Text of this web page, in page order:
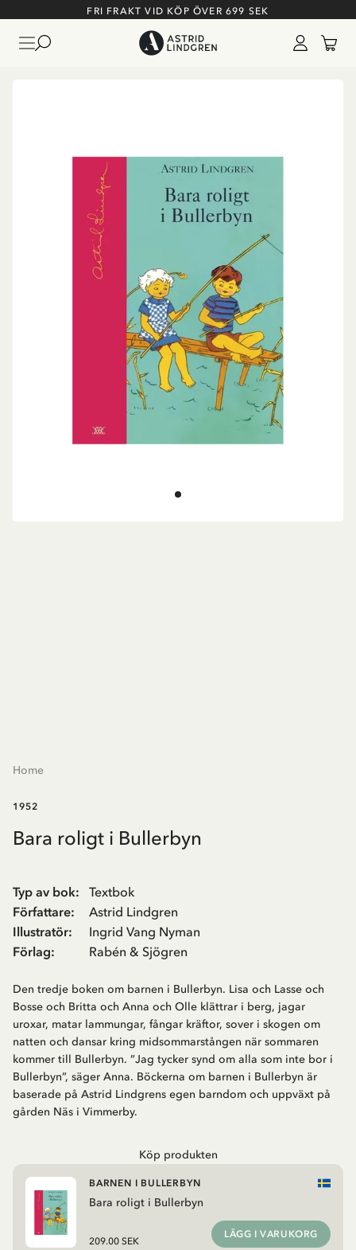
FRI FRAKT VID KÖP ÖVER 699 SEK
Home
1952
Bara roligt i Bullerbyn
Typ av bok:
Textbok
Författare:
Astrid Lindgren
Illustratör:
Ingrid Vang Nyman
Förlag: Rabén & Sjögren
Den tredje boken om barnen i Bullerbyn. Lisa och Lasse och
Bosse och Britta och Anna och Olle klättrar i berg, jagar
uroxar, matar lammungar, fångar kräftor, sover i skogen om
natten och dansar kring midsommarstången när sommaren
kommer till Bullerbyn. ”Jag tycker synd om alla som inte bor i
Bullerbyn”, säger Anna. Böckerna om barnen i Bullerbyn är
baserade på Astrid Lindgrens egen barndom och uppväxt på
gården Näs i Vimmerby.
Köp produkten
Bara roligt i Bullerbyn
BARNEN I BULLERBYN
209.00 SEK
LÄGG I VARUKORG